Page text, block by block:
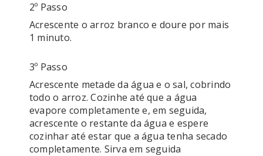
2º Passo
Acrescente o arroz branco e doure por mais
1 minuto.
3º Passo
Acrescente metade da água e o sal, cobrindo
todo o arroz. Cozinhe até que a água
evapore completamente e, em seguida,
acrescente o restante da água e espere
cozinhar até estar que a água tenha secado
completamente. Sirva em seguida